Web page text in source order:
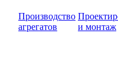
Производство
агрегатов
и монтаж